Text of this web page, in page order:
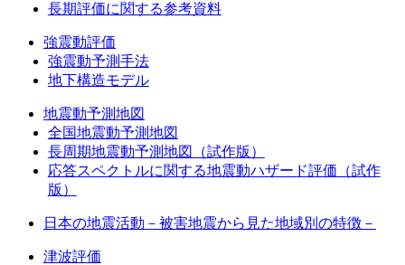
長期評価に関する参考資料
強震動評価
強震動予測手法
地下構造モデル
地震動予測地図
全国地震動予測地図
長周期地震動予測地図（試作版）
応答スペクトルに関する地震動ハザード評価（試作
版）
日本の地震活動－被害地震から見た地域別の特徴－
津波評価